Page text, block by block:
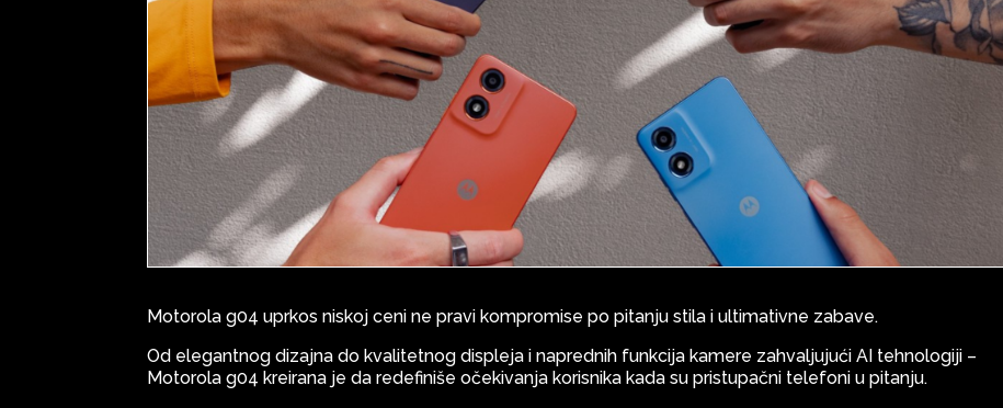
Motorola g04 uprkos niskoj ceni ne pravi kompromise po pitanju stila i ultimativne zabave.
Od elegantnog dizajna do kvalitetnog displeja i naprednih funkcija kamere zahvaljujući AI tehnologiji –
Motorola g04 kreirana je da redefiniše očekivanja korisnika kada su pristupačni telefoni u pitanju.